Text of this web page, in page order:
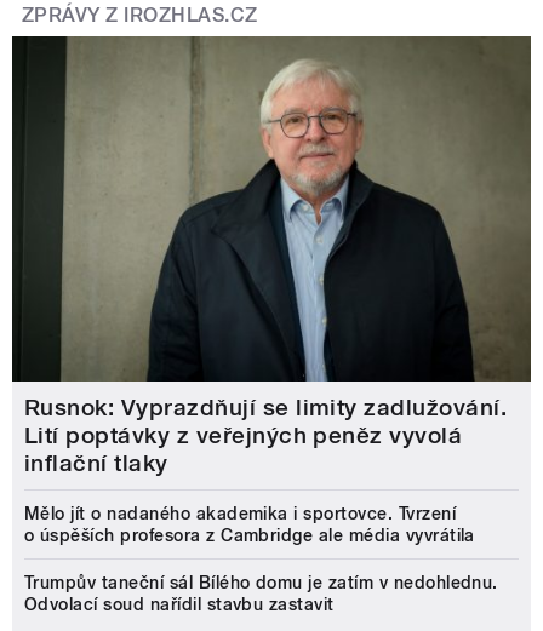
ZPRÁVY Z IROZHLAS.CZ
Rusnok: Vyprazdňují se limity zadlužování.
Lití poptávky z veřejných peněz vyvolá
inflační tlaky
Mělo jít o nadaného akademika i sportovce. Tvrzení
o úspěších profesora z Cambridge ale média vyvrátila
Trumpův taneční sál Bílého domu je zatím v nedohlednu.
Odvolací soud nařídil stavbu zastavit